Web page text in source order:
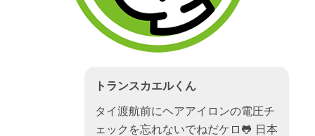
トランスカエルくん
タイ渡航前にヘアアイロンの電圧チ
ェックを忘れないでねだケロ🐸 日本